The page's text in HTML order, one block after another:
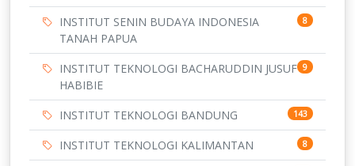
INSTITUT SENIN BUDAYA INDONESIA
TANAH PAPUA
8
INSTITUT TEKNOLOGI BACHARUDDIN JUSUF
HABIBIE
9
INSTITUT TEKNOLOGI BANDUNG 143
INSTITUT TEKNOLOGI KALIMANTAN 8